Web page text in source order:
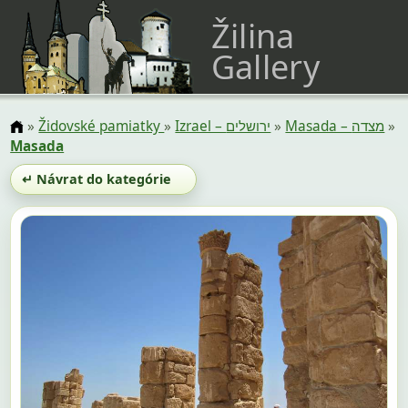
Žilina
Gallery
»Židovské pamiatky» Izrael – ירושלים » Masada – מצדה »
Masada
↵ Návrat do kategórie